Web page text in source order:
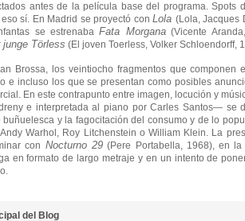
antes de la película base del programa. Spots
sí. En Madrid se proyectó conLola (Lola, Jacques
se estrenabaFata Morgana(Vicente
junge Törless (El joven Toerless, Volker Schloendorff,
Brossa, los veintiocho fragmentos que componen
e incluso los que se presentan como posibles
En este contrapunto entre imagen, locución y
e interpretada al piano por Carles Santos— se
y la fagocitación del consumo y de lo
Warhol, Roy Litchenstein o William Klein. La
con Nocturno 29 (Pere Portabella, 1968), en
en formato de largo metraje y en un intento de
del Blog